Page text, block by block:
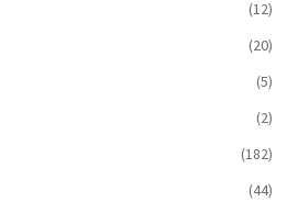
(12)
(20)
(5)
(2)
(182)
(44)